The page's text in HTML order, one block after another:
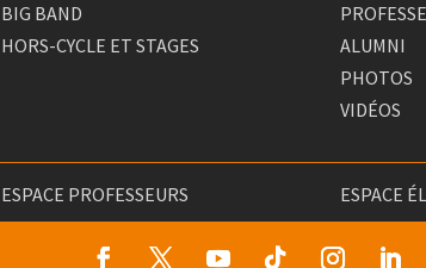
BIG BAND
HORS-CYCLE ET STAGES
ALUMNI
PHOTOS
VIDÉOS
ESPACE PROFESSEURS ESPACE